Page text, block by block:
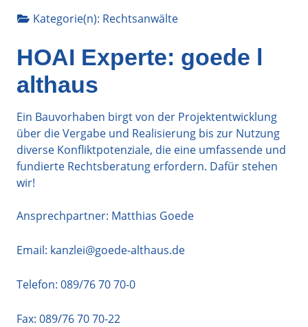
Kategorie(n): Rechtsanwälte
HOAI Experte: goede l
althaus
Ein Bauvorhaben birgt von der Projektentwicklung
über die Vergabe und Realisierung bis zur Nutzung
diverse Konfliktpotenziale, die eine umfassende und
fundierte Rechtsberatung erfordern. Dafür stehen
wir!
Ansprechpartner: Matthias Goede
Email: kanzlei@goede-althaus.de
Telefon: 089/76 70 70-0
Fax: 089/76 70 70-22